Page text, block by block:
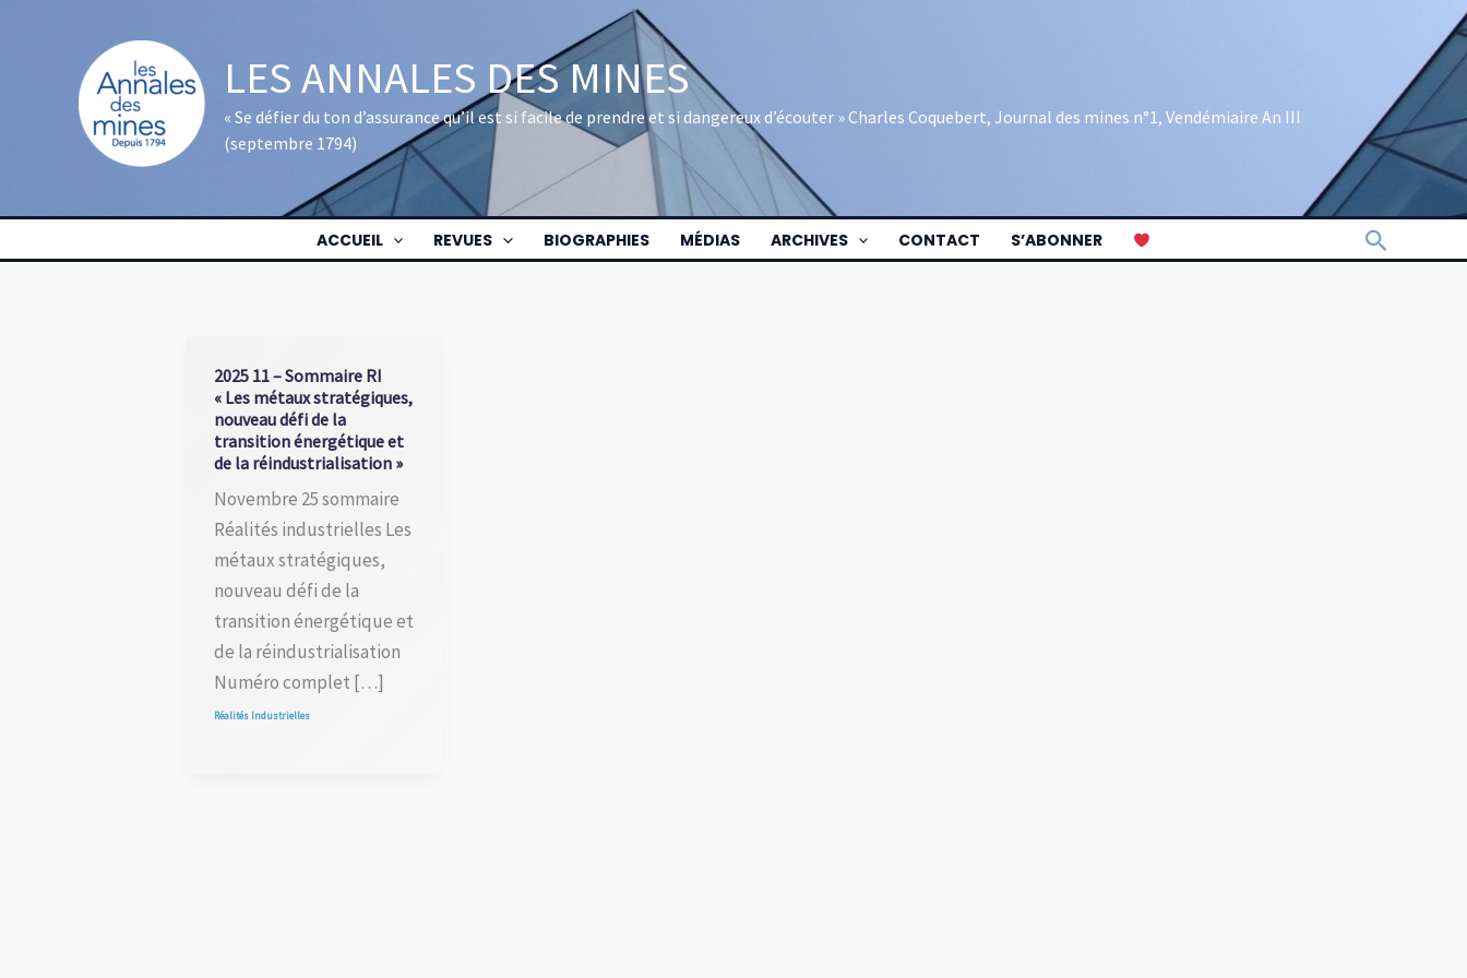
LES ANNALES DES MINES
« Se défier du ton d’assurance qu’il est si facile de prendre et si dangereux d’écouter » Charles Coquebert, Journal des mines n°1, Vendémiaire An III
(septembre 1794)
ACCUEIL REVUES BIOGRAPHIES MÉDIAS ARCHIVES CONTACT S’ABONNER
2025 11 – Sommaire RI
« Les métaux stratégiques,
nouveau défi de la
transition énergétique et
de la réindustrialisation »
Novembre 25 sommaire
Réalités industrielles Les
métaux stratégiques,
nouveau défi de la
transition énergétique et
de la réindustrialisation
Numéro complet […]
Réalités Industrielles